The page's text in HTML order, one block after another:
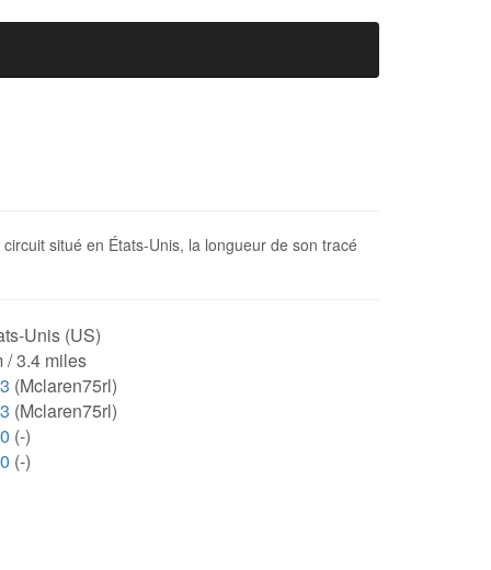
situé en États-Unis, la longueur de son tracé
Unis (US)
/ 3.4 miles
(Mclaren75rl)
(Mclaren75rl)
(-)
(-)